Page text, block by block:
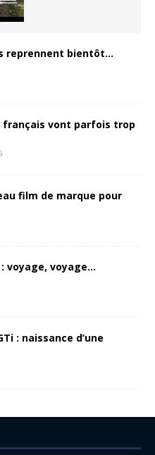
reprennent bientôt…
français vont parfois trop
film de marque pour
voyage, voyage…
: naissance d’une